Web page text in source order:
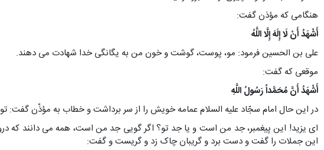
هنگامی که مؤذن گفت:
أَشْهَدُ أَنْ لَا إِلَهَ إِلَّا اللَّهُ
علی بن الحسین فرمود: مو، پوست، گوشت و خون من به یگانگی خدا شهادت می دهند.
موقعی که گفت:
أَشْهَدُ أَنَّ مُحَمَّداً رَسُولُ اللَّهِ
در این حال امام سجّاد علیه السلام عمامه خویش را از سر برداشت و خطاب به مؤذّن گفت:
ای یزید! این پیغمبر، جد من است و یا جد تو؟ اگر گویی جد من است، همه می دانند که
این جملات را گفت و دست برد و گریبان چاک زد و گریست و گفت: